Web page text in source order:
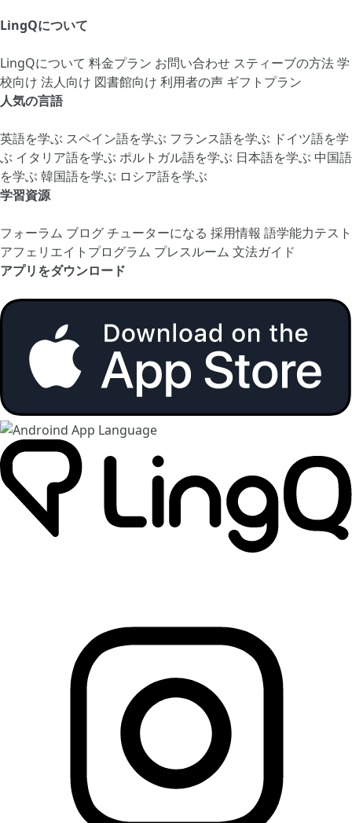
LingQについて
LingQについて 料金プラン お問い合わせ スティーブの方法学
校向け 法人向け 図書館向け 利用者の声 ギフトプラン
人気の言語
英語を学ぶ スペイン語を学ぶ フランス語を学ぶ ドイツ語を学
ぶ イタリア語を学ぶ ポルトガル語を学ぶ 日本語を学ぶ 中国語
を学ぶ 韓国語を学ぶ ロシア語を学ぶ
学習資源
フォーラム ブログチューターになる 採用情報 語学能力テスト
アフェリエイトプログラム プレスルーム 文法ガイド
アプリをダウンロード